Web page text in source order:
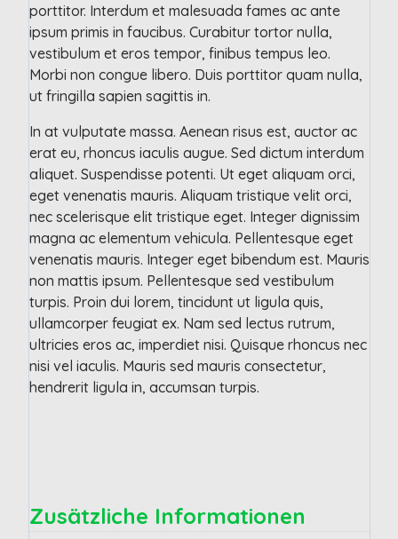
porttitor. Interdum et malesuada fames ac ante
ipsum primis in faucibus. Curabitur tortor nulla,
vestibulum et eros tempor, finibus tempus leo.
Morbi non congue libero. Duis porttitor quam nulla,
ut fringilla sapien sagittis in.
In at vulputate massa. Aenean risus est, auctor ac
erat eu, rhoncus iaculis augue. Sed dictum interdum
aliquet. Suspendisse potenti. Ut eget aliquam orci,
eget venenatis mauris. Aliquam tristique velit orci,
nec scelerisque elit tristique eget. Integer dignissim
magna ac elementum vehicula. Pellentesque eget
venenatis mauris. Integer eget bibendum est. Mauris
non mattis ipsum. Pellentesque sed vestibulum
turpis. Proin dui lorem, tincidunt ut ligula quis,
ullamcorper feugiat ex. Nam sed lectus rutrum,
ultricies eros ac, imperdiet nisi. Quisque rhoncus nec
nisi vel iaculis. Mauris sed mauris consectetur,
hendrerit ligula in, accumsan turpis.
Zusätzliche Informationen